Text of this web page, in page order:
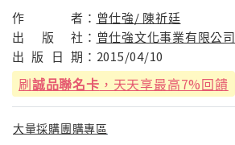
作 者： 曾仕強/ 陳祈廷
出
版 社： 曾仕強文化事業有限公司
出 版 日 期： 2015/04/10
刷誠品聯名卡 ，天天享最高7%回饋
大量採購團購專區